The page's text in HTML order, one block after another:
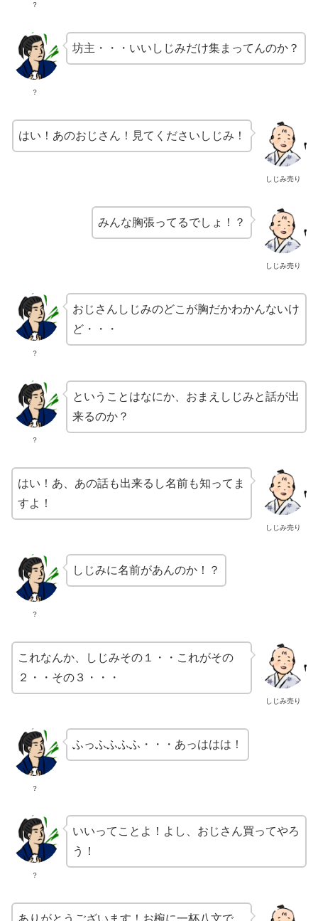
？
？
坊主・・・いいしじみだけ集まってんのか？
しじみ売り
はい！あのおじさん！見てくださいしじみ！
しじみ売り
みんな胸張ってるでしょ！？
？
おじさんしじみのどこが胸だかわかんないけ
ど・・・
？
ということはなにか、おまえしじみと話が出
来るのか？
しじみ売り
はい！あ、あの話も出来るし名前も知ってま
すよ！
？
しじみに名前があんのか！？
しじみ売り
これなんか、しじみその１・・これがその
２・・その３・・・
？
ふっふふふふ・・・あっははは！
？
いいってことよ！よし、おじさん買ってやろ
う！
ありがとうございます！お椀に一杯八文で